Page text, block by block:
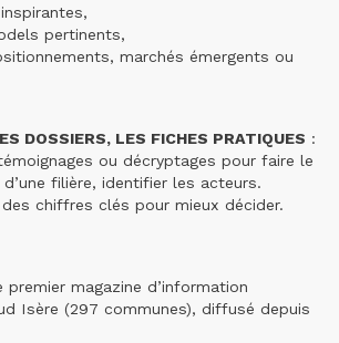
pertinents,
marchés émergents ou
DOSSIERS, LES FICHES PRATIQUES :
ou décryptages pour faire le
filière, identifier les acteurs.
chiffres clés pour mieux décider.
premier magazine d’information
Isère (297 communes), diffusé depuis